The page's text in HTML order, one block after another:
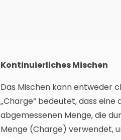
Kontinuierliches Mischen
Das Mischen kann entweder
„Charge“ bedeutet, dass
abgemessenen Menge, die
Menge (Charge) verwendet,